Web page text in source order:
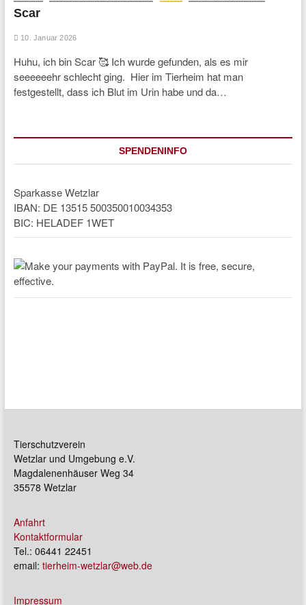
Scar
10. Januar 2026
Huhu, ich bin Scar 🥰 Ich wurde gefunden, als es mir
seeeeeehr schlecht ging. Hier im Tierheim hat man
festgestellt, dass ich Blut im Urin habe und da…
SPENDENINFO
Sparkasse Wetzlar
IBAN: DE 13515 500350010034353
BIC: HELADEF 1WET
Tierschutzverein
Wetzlar und Umgebung e.V.
Magdalenenhäuser Weg 34
35578 Wetzlar
Anfahrt
Kontaktformular
Tel.: 06441 22451
email: tierheim-wetzlar@web.de
Impressum